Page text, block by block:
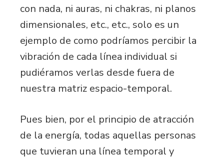
con nada, ni auras, ni chakras, ni planos
dimensionales, etc., etc., solo es un
ejemplo de como podríamos percibir la
vibración de cada línea individual si
pudiéramos verlas desde fuera de
nuestra matriz espacio-temporal.
Pues bien, por el principio de atracción
de la energía, todas aquellas personas
que tuvieran una línea temporal y